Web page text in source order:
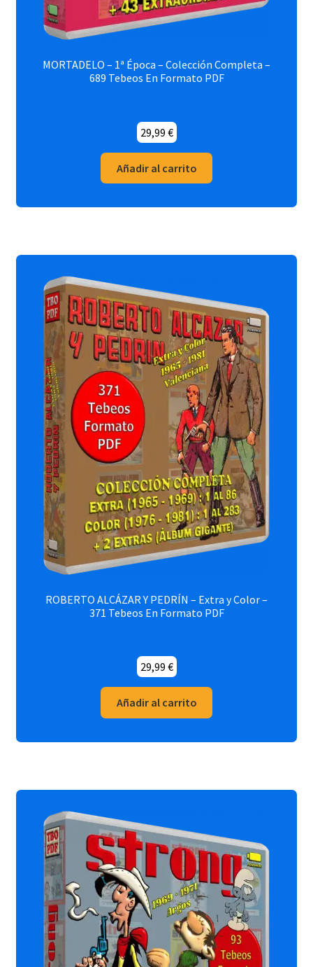
MORTADELO – 1ª Época – Colección Completa –
689 Tebeos En Formato PDF
29,99 €
Añadir al carrito
ROBERTO ALCÁZAR Y PEDRÍN – Extra y Color –
371 Tebeos En Formato PDF
29,99 €
Añadir al carrito